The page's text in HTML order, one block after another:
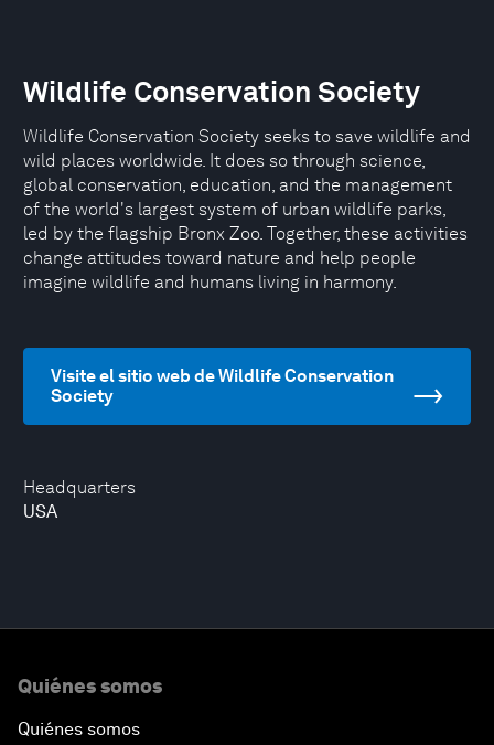
Headquarters
USA
Wildlife Conservation Society
Wildlife Conservation Society seeks to save wildlife and
wild places worldwide. It does so through science,
global conservation, education, and the management
of the world's largest system of urban wildlife parks,
led by the flagship Bronx Zoo. Together, these activities
change attitudes toward nature and help people
imagine wildlife and humans living in harmony.
Visite el sitio web de Wildlife Conservation
Society
Quiénes somos
Quiénes somos